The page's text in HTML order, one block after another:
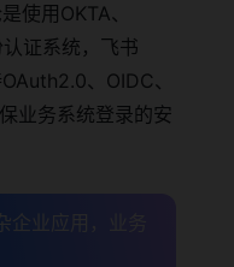
使用OKTA、
证系统，飞书
、OIDC、
业务系统登录的安
企业应用，业务